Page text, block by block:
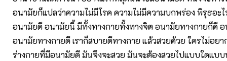
อนามัยก็แปลว่าความไม่มีโรค ความไม่มีความบกพร่อง พิรุธอะไ
อนามัยดี อนามัยนี้ มีทั้งทางกายทั้งทางจิต อนามัยทางกายก็ดี
อนามัยทางกายดี เราก็สบายดีทางกาย แล้วสวยด้วย ใครไม่อย
ร่างกายที่มีอนามัยดี มันจึงจะสวย มันจะต้องสวยไปแบบใดแบ